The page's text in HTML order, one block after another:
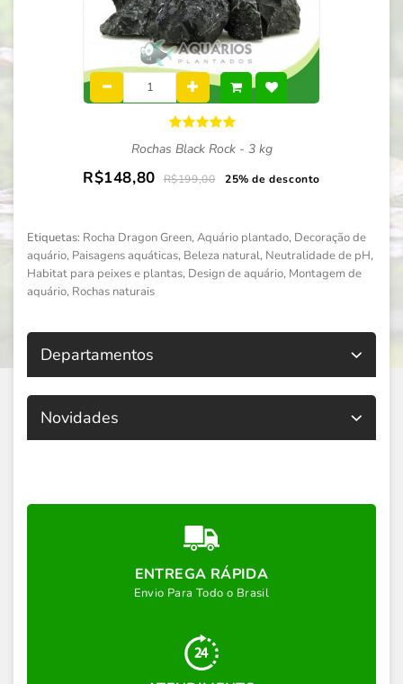
Rochas Black Rock - 3 kg
R$148,80 R$199,00 25% de desconto
Etiquetas: Rocha Dragon Green, Aquário plantado, Decoração de
aquário, Paisagens aquáticas, Beleza natural, Neutralidade de pH,
Habitat para peixes e plantas, Design de aquário, Montagem de
aquário, Rochas naturais
Departamentos
Novidades
ENTREGA RÁPIDA
Envio Para Todo o Brasil